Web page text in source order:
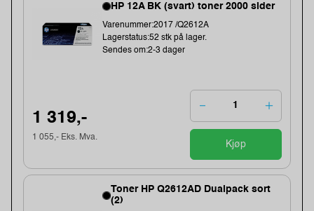
HP 12A BK (svart) toner 2000 sider
Varenummer:2017 /Q2612A
Lagerstatus:52 stk på lager.
Sendes om:2-3 dager
1 319,-
1 055,- Eks. Mva.
Kjøp
Toner HP Q2612AD Dualpack sort
(2)